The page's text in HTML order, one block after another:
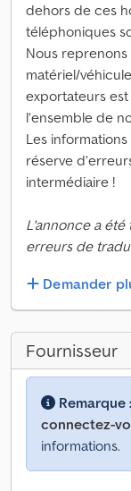
dehors de ces
téléphoniques
Nous
matériel/
exportateurs est
l’ensemble de
Les
réserve
intermédiaire !
L'annonce a
erreurs de
Demander
Fournisseur
Remarque :
connectez-
informations.